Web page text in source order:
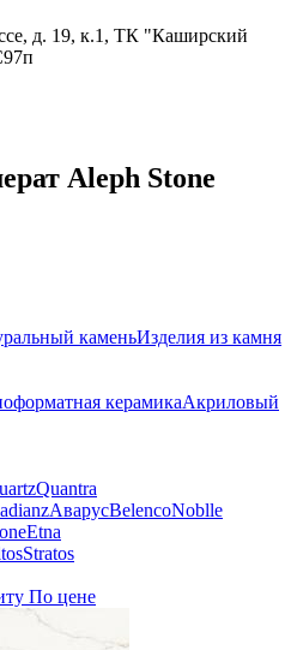
д. 19, к.1, ТК "Каширский
Aleph Stone
каменьИзделия из камня
керамикаАкриловый
Quantra
АварусBelencoNoblle
Etna
Stratos
По цене